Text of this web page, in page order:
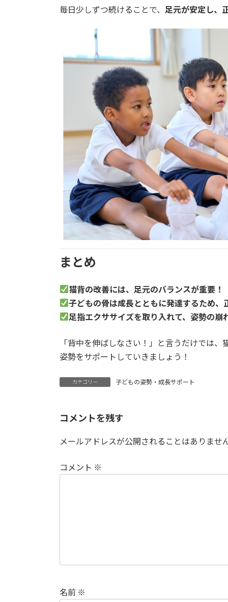
毎日少しずつ続けることで、 足元が安定し、
まとめ
猫背の改善には、足元のバランスが重要！
子どもの骨は成長とともに発達するため
足指エクササイズを取り入れて、姿勢の崩
「背中を伸ばしなさい！」と言うだけでは
姿勢をサポートしていきましょう！
カテゴリー 子どもの姿勢・成長サポート
コメントを残す
メールアドレスが公開されることはありませ
コメント ※
名前 ※